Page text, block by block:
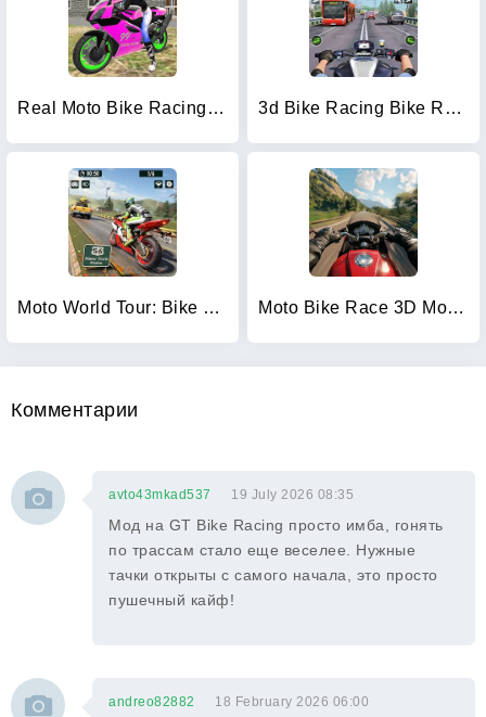
Real Moto Bike Racing Game 3d Bike Racing Bike Race Games
Moto World Tour: Bike Racing Moto Bike Race 3D Motorcycles
Комментарии
avto43mkad537 19 July 2026 08:35
Мод на GT Bike Racing просто имба, гонять
по трассам стало еще веселее. Нужные
тачки открыты с самого начала, это просто
пушечный кайф!
andreo82882 18 February 2026 06:00